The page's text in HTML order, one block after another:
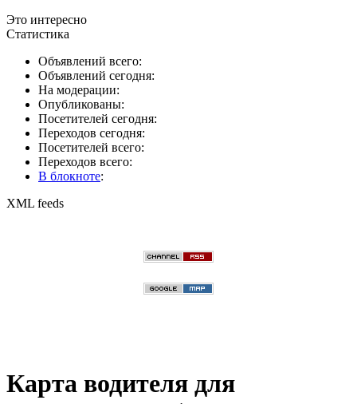
Это интересно
Статистика
Объявлений всего:
Объявлений сегодня:
На модерации:
Опубликованы:
Посетителей сегодня:
Переходов сегодня:
Посетителей всего:
Переходов всего:
В блокноте:
XML feeds
Карта водителя для